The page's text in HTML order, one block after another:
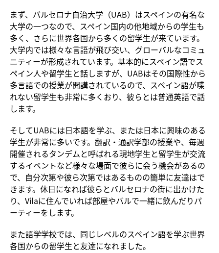
まず、バルセロナ自治大学（UAB）はスペインの有名な
大学の一つなので、スペイン国内の他地域からの学生も
多く、さらに世界各国から多くの留学生が来ています。
大学内では様々な言語が飛び交い、グローバルなコミュ
ニティーが形成されています。基本的にスペイン語でス
ペイン人や留学生と話しますが、UABはその国際性から
多言語での授業が開講されているので、スペイン語が喋
れない留学生も非常に多くおり、彼らとは普通英語で話
します。
そしてUABには日本語を学ぶ、または日本に興味のある
学生が非常に多いです。翻訳・通訳学部の授業や、毎週
開催されるタンデムと呼ばれる現地学生と留学生が交流
するイベントなど様々な場面で彼らに会う機会があるの
で、自分次第や彼ら次第ではあるものの簡単に友達はで
きます。休日になれば彼らとバルセロナの街に出かけた
り、Vilaに住んでいれば部屋やバルで一緒に飲んだりパ
ーティーをします。
また語学学校では、同じレベルのスペイン語を学ぶ世界
各国からの留学生と友達になれました。